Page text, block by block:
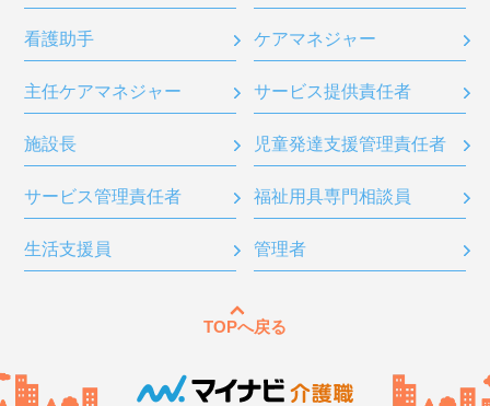
看護助手 ケアマネジャー
主任ケアマネジャー サービス提供責任者
施設長 児童発達支援管理責任者
サービス管理責任者 福祉用具専門相談員
生活支援員 管理者
TOPへ戻る